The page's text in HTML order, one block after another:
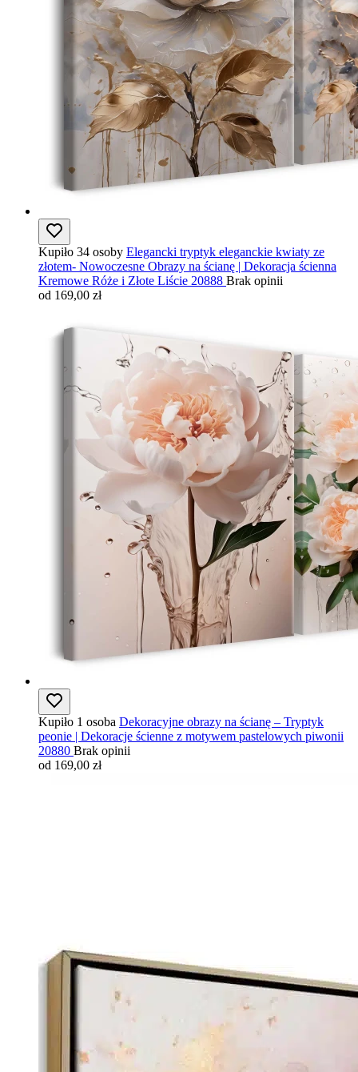
Kupiło 34 osoby Elegancki tryptyk eleganckie kwiaty ze
złotem- Nowoczesne Obrazy na ścianę | Dekoracja ścienna
Kremowe Róże i Złote Liście 20888 Brak opinii
od 169,00 zł
Kupiło 1 osoba Dekoracyjne obrazy na ścianę – Tryptyk
peonie | Dekoracje ścienne z motywem pastelowych piwonii
20880 Brak opinii
od 169,00 zł